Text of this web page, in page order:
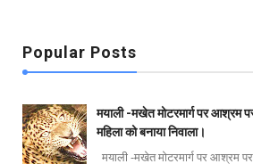
Popular Posts
मयाली -मखेत मोटरमार्ग पर आश्रम
महिला को बनाया निवाला।
मयाली -मखेत मोटरमार्ग पर आश्रम